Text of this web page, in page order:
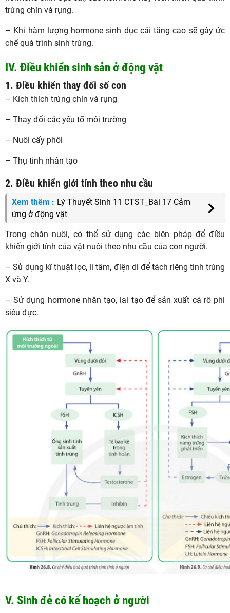
trứng chín và rụng.
– Khi hàm lượng hormone sinh dục cái tăng cao sẽ gây ức
chế quá trình sinh trứng.
IV. Điều khiển sinh sản ở động vật
1. Điều khiển thay đổi số con
– Kích thích trứng chín và rụng
– Thay đổi các yếu tố môi trường
– Nuôi cấy phôi
– Thụ tinh nhân tạo
2. Điều khiển giới tính theo nhu cầu
Xem thêm : Lý Thuyết Sinh 11 CTST_Bài 17 Cảm
ứng ở động vật
Trong chăn nuôi, có thể sử dụng các biện pháp để điều
khiển giới tính của vật nuôi theo nhu cầu của con người.
– Sử dụng kĩ thuật lọc, li tâm, điện di để tách riêng tinh trùng
X và Y.
– Sử dụng hormone nhân tạo, lai tạo để sản xuất cá rô phi
siêu đực.
V. Sinh đẻ có kế hoạch ở người